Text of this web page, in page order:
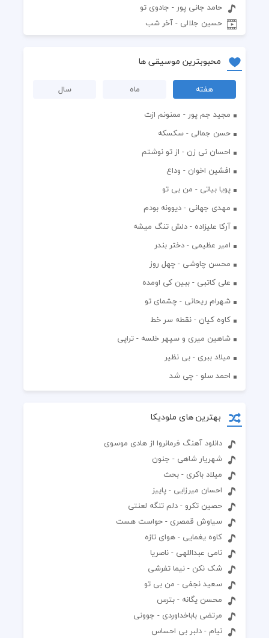
حامد جانی پور - جادوی تو
حسین جلالی - آخر شب
محبوبترین موسیقی ها
هفته ماه
سال
مجید جم پور - ممنونم ازت
حسن جمالی - سکسکه
احسان نی زن - از تو نوشتم
افشين اخوان - وداع
پویا بیاتی - من بی تو
مهدی جهانی - دیوونه بودم
آرکا علیزاده - دلش تنگ میشه
امیر عظیمی - دختر بندر
محسن چاوشی - چهل روز
علی کاتبی - ببین کی اومده
شهرام ریحانی - چشمای تو
کاوه کیان - نقطه سر خط
شاهین میری و سپهر خلسه - تراپی
میلاد ببری - بی نظیر
احمد سلو - چی شد
بهترین های ملودیکا
دانلود آهنگ فرمانروا از هادی موسوی
شهریار شاهی - جنون
میلاد باکری - بحث
احسان میرزایی - پاییز
حصین تکرو - دلم تنگه لعنتی
سیاوش قمصری - حواست هست
کاوه یغمایی - هوای تازه
نامی عبداللهی - ناصریا
شک نکن - نیما تفرشی
سعید نجفی - من بی تو
محسن یگانه - بترس
مرتضی باباخداوردی - جوونی
نیام - دلبر بی احساس